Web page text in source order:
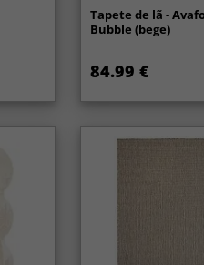
Tapete de lã -
Bubble (bege)
84.99 €